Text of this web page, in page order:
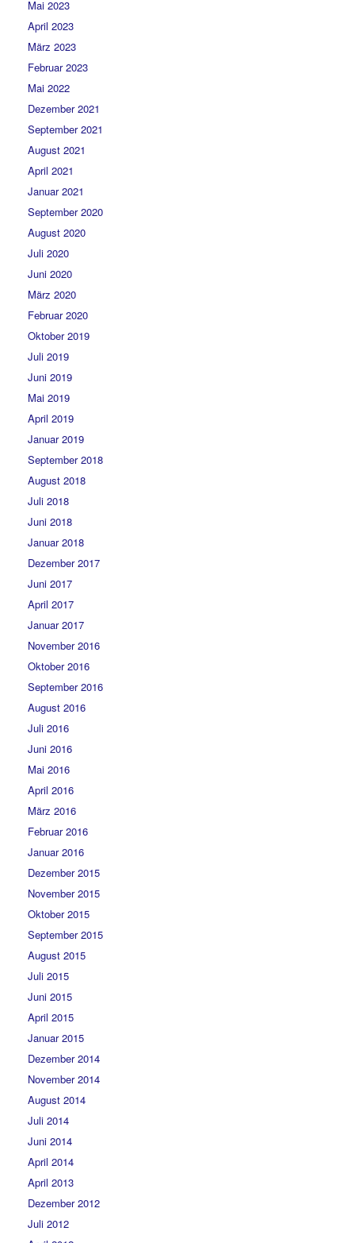
Mai 2023
April 2023
März 2023
Februar 2023
Mai 2022
Dezember 2021
September 2021
August 2021
April 2021
Januar 2021
September 2020
August 2020
Juli 2020
Juni 2020
März 2020
Februar 2020
Oktober 2019
Juli 2019
Juni 2019
Mai 2019
April 2019
Januar 2019
September 2018
August 2018
Juli 2018
Juni 2018
Januar 2018
Dezember 2017
Juni 2017
April 2017
Januar 2017
November 2016
Oktober 2016
September 2016
August 2016
Juli 2016
Juni 2016
Mai 2016
April 2016
März 2016
Februar 2016
Januar 2016
Dezember 2015
November 2015
Oktober 2015
September 2015
August 2015
Juli 2015
Juni 2015
April 2015
Januar 2015
Dezember 2014
November 2014
August 2014
Juli 2014
Juni 2014
April 2014
April 2013
Dezember 2012
Juli 2012